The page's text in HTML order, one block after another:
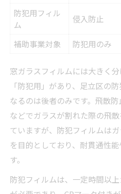
防犯用フィル
ム
侵入防止
補助事業対象
防犯用のみ
窓ガラスフィルムには大きく
「防犯用」があり、足立区の
なるのは後者のみです。飛散
などでガラスが割れた際の飛
ていますが、防犯フィルムは
を目的としており、耐貫通性
す。
防犯フィルムは、一定時間以